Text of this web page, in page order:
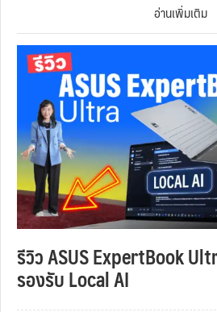
อ่านเพิ่มเติม
รีวิว ASUS ExpertBook
รองรับ Local AI